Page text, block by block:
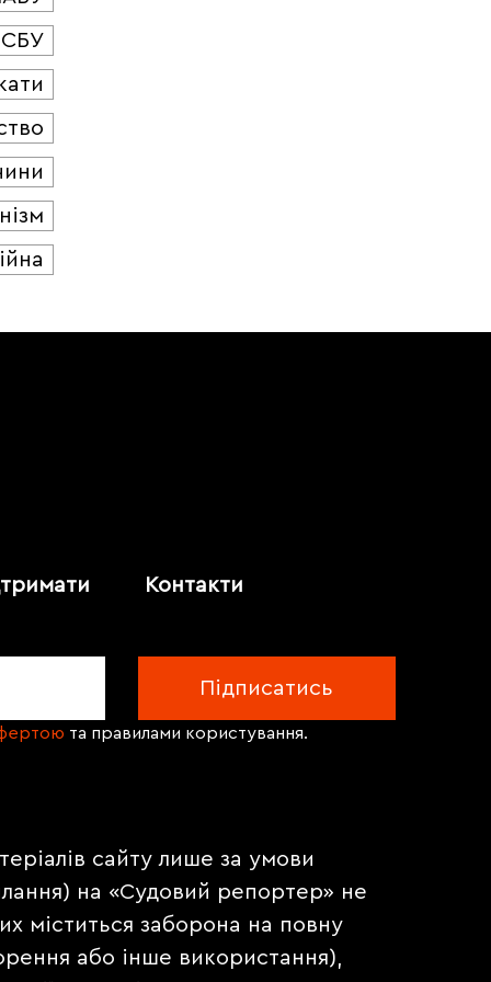
СБУ
Контакти
та правилами користування.
сайту лише за умови
на «Судовий репортер» не
міститься заборона на повну
або інше використання),